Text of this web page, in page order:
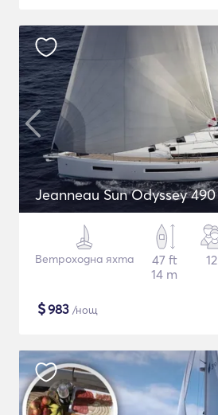
Jeanneau Sun Odyssey 490
Ветроходна яхта
47 ft
14 m
12
$983 /нощ